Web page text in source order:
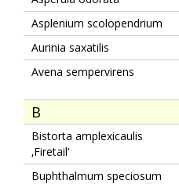
Asplenium scolopendrium
Aurinia saxatilis
Avena sempervirens
B
Bistorta amplexicaulis
‚Firetail‘
Buphthalmum speciosum